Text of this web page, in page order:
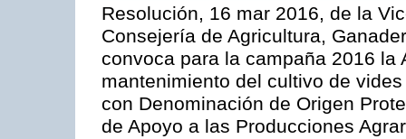
Resolución, 16 mar 2016, de la
Consejería de Agricultura,
convoca para la campaña 2016 la
mantenimiento del cultivo de
con Denominación de Origen
de Apoyo a las Producciones